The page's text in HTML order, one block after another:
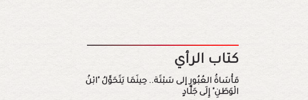
كتاب الرأي
مَأْسَاةُ العُبُورِ إلى سَبْتَة.. حِينَمَا يَتَحَوَّلُ "ابْنُ
الْوَطَنِ" إِلَى جَلَّادٍ